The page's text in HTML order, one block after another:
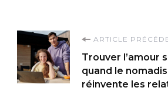
Navigation
d'article
ARTICLE
Trouver l’amour
quand le
réinvente les